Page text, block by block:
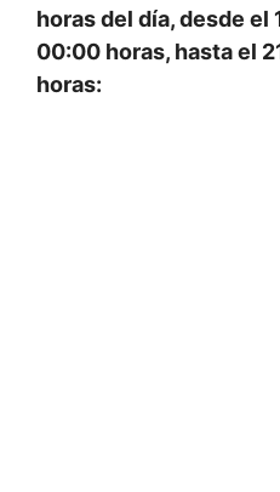
horas del día, desde el
00:00 horas, hasta el
horas: